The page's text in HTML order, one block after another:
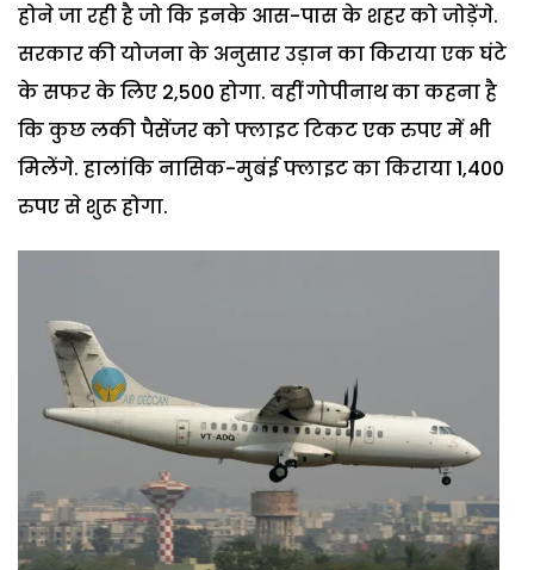
होने जा रही है जो कि इनके आस-पास के शहर को जोड़ेंगे.
सरकार की योजना के अनुसार उड़ान का किराया एक घंटे
के सफर के लिए 2,500 होगा. वहीं गोपीनाथ का कहना है
कि कुछ लकी पैसेंजर को फ्लाइट टिकट एक रुपए में भी
मिलेंगे. हालांकि नासिक-मुबंई फ्लाइट का किराया 1,400
रुपए से शुरू होगा.